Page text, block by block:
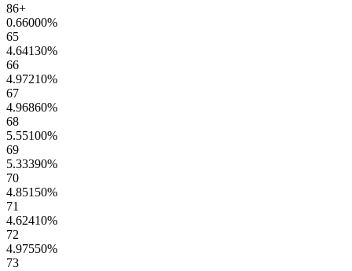
86+
0.66000%
65
4.64130%
66
4.97210%
67
4.96860%
68
5.55100%
69
5.33390%
70
4.85150%
71
4.62410%
72
4.97550%
73